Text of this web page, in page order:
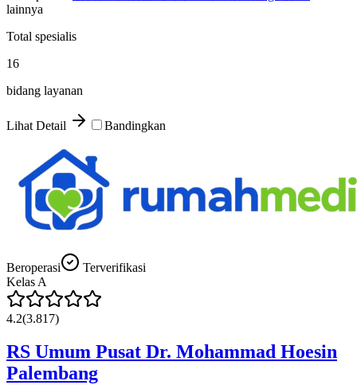
lainnya
Total spesialis
16
bidang layanan
Lihat Detail Bandingkan
Beroperasi
Terverifikasi
Kelas A
4.2(3.817)
RS Umum Pusat Dr. Mohammad Hoesin
Palembang